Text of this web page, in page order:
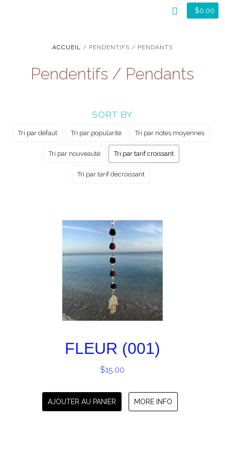
$0.00
ACCUEIL / PENDENTIFS / PENDANTS
Pendentifs / Pendants
SORT BY
Tri par défaut Tri par popularité Tri par notes moyennes
Tri par nouveauté Tri par tarif croissant
Tri par tarif décroissant
FLEUR (001)
$15.00
AJOUTER AU PANIER MORE INFO